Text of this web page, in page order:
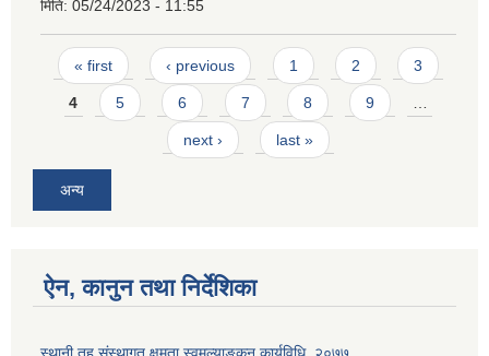
मिति: 05/24/2023 - 11:55
Pages
« first ‹ previous 1 2 3
4 5 6 7 8 9
next › last »
अन्य
ऐन, कानुन तथा निर्देशिका